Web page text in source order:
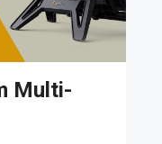
Multi-